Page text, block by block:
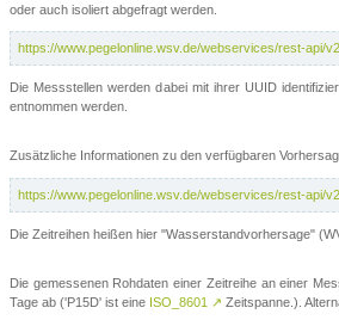
oder auch isoliert abgefragt werden.
https://www.pegelonline.wsv.de/webservices/rest-api/
Die Messstellen werden dabei mit ihrer UUID
entnommen werden.
Zusätzliche Informationen zu den verfügbaren
https://www.pegelonline.wsv.de/webservices/rest-api/
Die Zeitreihen heißen hier "Wasserstandvorhersage"
Die gemessenen Rohdaten einer Zeitreihe an einer
Tage ab ('P15D' ist eine ISO_8601 ↗ Zeitspanne.).